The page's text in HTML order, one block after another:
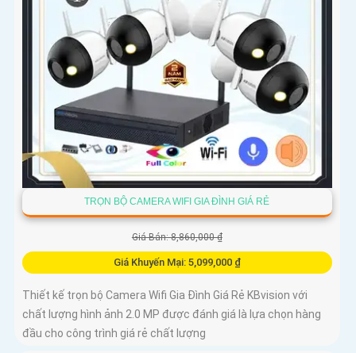
TRỌN BỘ CAMERA WIFI GIA ĐÌNH GIÁ RẺ
Giá Bán: 8,860,000 ₫
Giá Khuyến Mại: 5,099,000 ₫
Thiết kế trọn bộ Camera Wifi Gia Đình Giá Rẻ KBvision với
chất lượng hình ảnh 2.0 MP được đánh giá là lựa chọn hàng
đầu cho công trình giá rẻ chất lượng